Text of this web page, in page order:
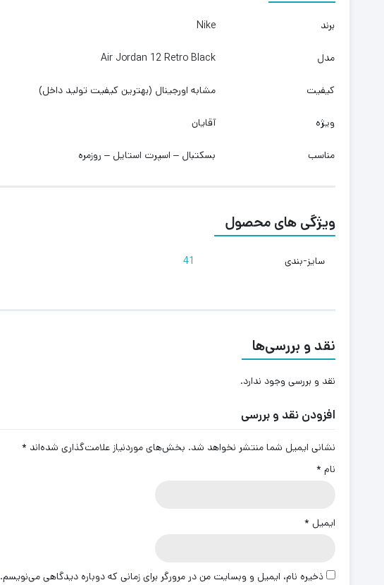
برند Nike
مدل Air Jordan 12 Retro Black
کیفیت مشابه اورجینال (بهترین کیفیت تولید داخل)
ویژه آقایان
مناسب بسکتبال – اسپرت استایل – روزمره
ویژگی های محصول
سایز-بندی 41
نقد و بررسی‌ها
نقد و بررسی وجود ندارد.
افزودن نقد و بررسی
نشانی ایمیل شما منتشر نخواهد شد. بخش‌های موردنیاز علامت‌گذاری شده‌اند *
نام *
ایمیل *
ذخیره نام، ایمیل و وبسایت من در مرورگر برای زمانی که دوباره دیدگاهی می‌نویسم.